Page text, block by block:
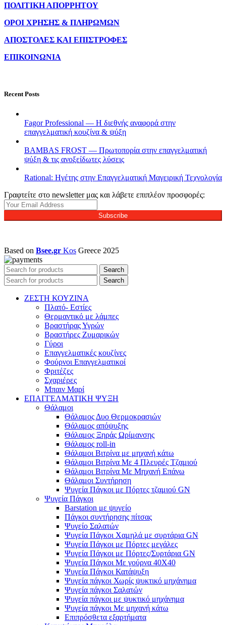
ΠΟΛΙΤΙΚΗ ΑΠΟΡΡΗΤΟΥ
ΟΡΟΙ ΧΡΗΣΗΣ & ΠΛΗΡΩΜΩΝ
ΑΠΟΣΤΟΛΕΣ ΚΑΙ ΕΠΙΣΤΡΟΦΕΣ
ΕΠΙΚΟΙΝΩΝΙΑ
Recent Posts
Fagor Professional — Η διεθνής αναφορά στην
επαγγελματική κουζίνα & ψύξη
BAMBAS FROST — Πρωτοπορία στην επαγγελματική
ψύξη & τις ανοξείδωτες λύσεις
Rational: Ηγέτης στην Επαγγελματική Μαγειρική Τεχνολογία
Γραφτείτε στο newsletter μας και λάβετε επιπλέον προσφορές:
Subscribe
Based on Bsee.gr Kos Greece 2025
Search
Search
ΖΕΣΤΗ ΚΟΥΖΙΝΑ
Πλατό- Εστίες
Θερμαντικό με λάμπες
Βραστήρας Υγρών
Βραστήρες Ζυμαρικών
Γύροι
Επαγγελματικές κουζίνες
Φούρνοι Επαγγελματικοί
Φριτέζες
Σχαριέρες
Μπαιν Μαρί
ΕΠΑΓΓΕΛΜΑΤΙΚΗ ΨΥΞΗ
Θάλαμοι
Θάλαμος Δυο Θερμοκρασιών
Θάλαμος απόψυξης
Θάλαμος Ξηράς Ωρίμανσης
Θάλαμος roll-in
Θάλαμοι Βιτρίνα με μηχανή κάτω
Θάλαμοι Βιτρίνα Με 4 Πλευρές Τζαμιού
Θάλαμοι Βιτρίνα Με Μηχανή Επάνω
Θάλαμοι Συντήρηση
Ψυγεία Πάγκοι με Πόρτες τζαμιού GN
Ψυγεία Πάγκοι
Barstation με ψυγείο
Πάγκοι συντήρησης πίτσας
Ψυγείο Σαλατών
Ψυγεία Πάγκοι Χαμηλά με συρτάρια GN
Ψυγεία Πάγκοι με Πόρτες μεγάλες
Ψυγεία Πάγκοι με Πόρτες/Συρτάρια GN
Ψυγεία Πάγκοι Με γούρνα 40Χ40
Ψυγεία Πάγκοι Κατάψυξη
Ψυγεία πάγκοι Χωρίς ψυκτικό μηχάνημα
Ψυγεία πάγκοι Σαλατών
Ψυγεία πάγκοι με ψυκτικό μηχάνημα
Ψυγεία πάγκοι Με μηχανή κάτω
Επιπρόσθετα εξαρτήματα